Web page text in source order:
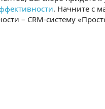
. Начните с
– CRM-систему